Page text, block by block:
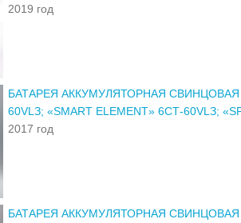
2019 год
БАТАРЕЯ АККУМУЛЯТОРНАЯ СВИНЦОВАЯ
60VLЗ; «SMART ELEMENT» 6СТ-60VLЗ;
2017 год
БАТАРЕЯ АККУМУЛЯТОРНАЯ СВИНЦОВАЯ